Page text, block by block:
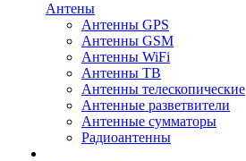
Антены
Антенны GPS
Антенны GSM
Антенны WiFi
Антенны ТВ
Антенны телескопические
Антенные разветвители
Антенные сумматоры
Радиоантенны